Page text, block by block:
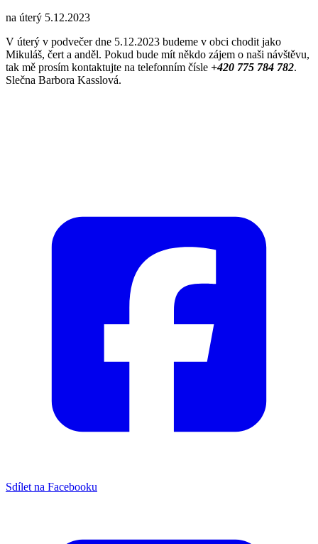
na úterý 5.12.2023
V úterý v podvečer dne 5.12.2023 budeme v obci chodit jako
Mikuláš, čert a anděl. Pokud bude mít někdo zájem o naši návštěvu,
tak mě prosím kontaktujte na telefonním čísle +420 775 784 782.
Slečna Barbora Kasslová.
Sdílet na Facebooku